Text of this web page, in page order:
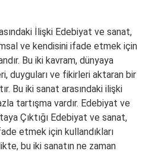
İlişki Edebiyat ve sanat,
ve kendisini ifade etmek için
Bu iki kavram, dünyaya
duyguları ve fikirleri aktaran bir
Bu iki sanat arasındaki ilişki
tartışma vardır. Edebiyat ve
Çıktığı Edebiyat ve sanat,
etmek için kullandıkları
bu iki sanatın ne zaman